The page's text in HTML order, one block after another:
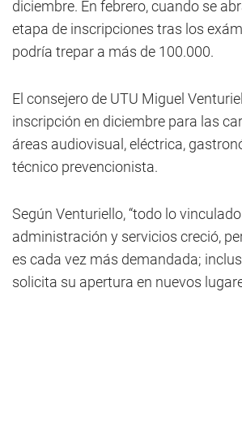
diciembre. En febrero, cuando se
etapa de inscripciones tras los
podría trepar a más de 100.000.
El consejero de UTU Miguel
inscripción en diciembre para las
áreas audiovisual, eléctrica,
técnico prevencionista.
Según Venturiello, “todo lo
administración y servicios creció,
es cada vez más demandada;
solicita su apertura en nuevos